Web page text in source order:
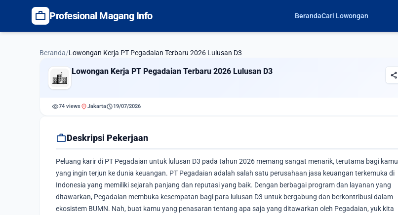
work Profesional Magang Info BerandaCari Lowongan
Beranda/Lowongan Kerja PT Pegadaian Terbaru 2026 Lulusan D3
Lowongan Kerja PT Pegadaian Terbaru 2026 Lulusan D3 share
visibility74 viewslocation_onJakartaschedule19/07/2026
workDeskripsi Pekerjaan
Peluang karir di PT Pegadaian untuk lulusan D3 pada tahun 2026 memang sangat menarik, terutama bagi kamu
yang ingin terjun ke dunia keuangan. PT Pegadaian adalah salah satu perusahaan jasa keuangan terkemuka di
Indonesia yang memiliki sejarah panjang dan reputasi yang baik. Dengan berbagai program dan layanan yang
ditawarkan, Pegadaian membuka kesempatan bagi para lulusan D3 untuk bergabung dan berkontribusi dalam
ekosistem BUMN. Nah, buat kamu yang penasaran tentang apa saja yang ditawarkan oleh Pegadaian, yuk kita